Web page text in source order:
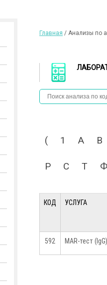
Главная / Анализы по
( 1 A B
Р С Т Ф
КОД УСЛУГА
592 MAR-тест (IgG)